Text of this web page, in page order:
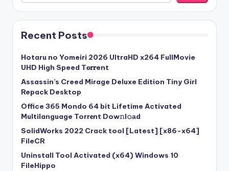
Recent Posts
Hotaru no Yomeiri 2026 UltraHD x264 FullMovie
UHD High Speed T𝐨𝐫𝐫ent
Assassin’s Creed Mirage Deluxe Edition Tiny Girl
Repack Desktop
Office 365 Mondo 64 bit Lifetime Activated
Multilanguage Torr𝐞nt Dow𝚗l𝚘аd
SolidWorks 2022 Crack tool [Latest] [x86-x64]
FileCR
Uninstall Tool Activated (x64) Windows 10
FileHippo